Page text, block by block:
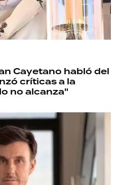
Cayetano habló del
críticas a la
no alcanza"